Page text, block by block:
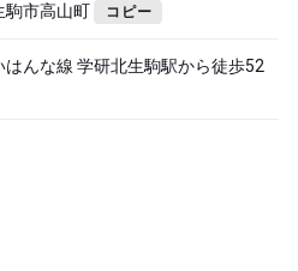
駒市高山町 コピー
はんな線 学研北生駒駅から徒歩52